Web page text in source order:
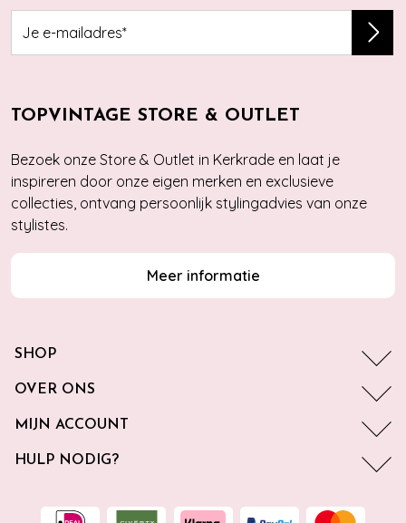
TOPVINTAGE STORE & OUTLET
Bezoek onze Store & Outlet in Kerkrade en laat je
inspireren door onze eigen merken en exclusieve
collecties, ontvang persoonlijk stylingadvies van onze
stylistes.
Meer informatie
SHOP
OVER ONS
MIJN ACCOUNT
HULP NODIG?